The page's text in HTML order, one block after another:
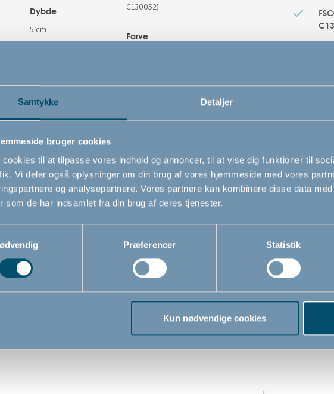
Samtykke Detaljer
bruger cookies
cookies til at tilpasse vores indhold og annoncer, til at vise dig funktioner til
Vi deler også oplysninger om din brug af vores hjemmeside med vores
og analysepartnere. Vores partnere kan kombinere disse data
som de har indsamlet fra din brug af deres tjenester.
Præferencer Statistik
Kun nødvendige cookies
Dybde
5 cm
106.5 cm
C130052)
Farve
Varenummer
Relaterede produkter